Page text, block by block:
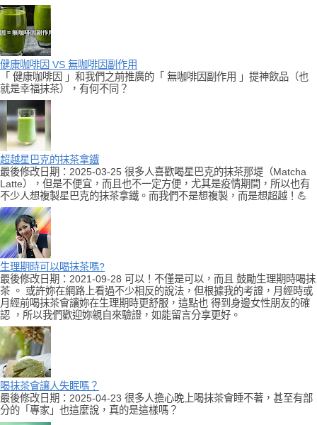
健康咖啡因 VS 無咖啡因副作用
「 健康咖啡因 」和我們之前推廣的「 無咖啡因副作用 」提神飲品（也
就是幸福抹茶），有何不同？
超越星巴克的抹茶拿鐵
最後修改日期：2025-03-25 很多人喜歡喝星巴克的抹茶那堤（Matcha
Latte），但是不便宜，而且也不一定方便，尤其是疫情期間，所以也有
不少人想複製星巴克的抹茶拿鐵。而我們不是想複製，而是想超越！💪
生理期時可以喝抹茶嗎?
最後修改日期：2021-09-28 可以！不僅是可以，而且 鼓勵生理期時喝抹
茶 。 或許妳在網路上看過不少相反的說法，但根據我的考證，月經時或
月經前喝抹茶會讓妳在生理期時更舒服，這點也 得到身邊女性朋友的確
認 ，所以我們歡迎妳親自來驗證，如能留言分享更好。
喝抹茶會讓人失眠嗎？
最後修改日期：2025-04-23 很多人擔心晚上喝抹茶會睡不著，甚至有部
分的「專家」也這麼說，真的是這樣嗎？